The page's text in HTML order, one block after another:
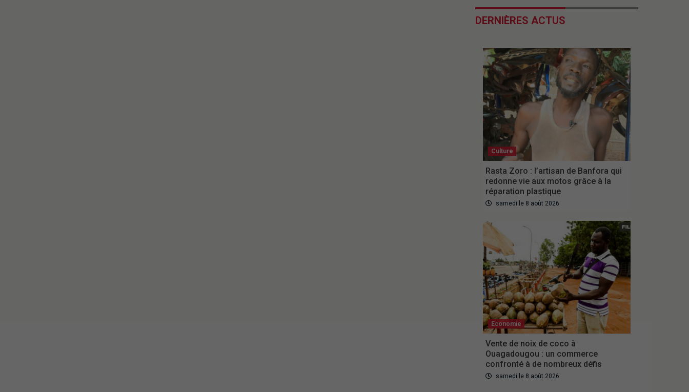
DERNIÈRES ACTUS
Culture
Rasta Zoro : l’artisan de Banfora qui
redonne vie aux motos grâce à la
réparation plastique
samedi le 8 août 2026
Economie
Vente de noix de coco à
Ouagadougou : un commerce
confronté à de nombreux défis
samedi le 8 août 2026